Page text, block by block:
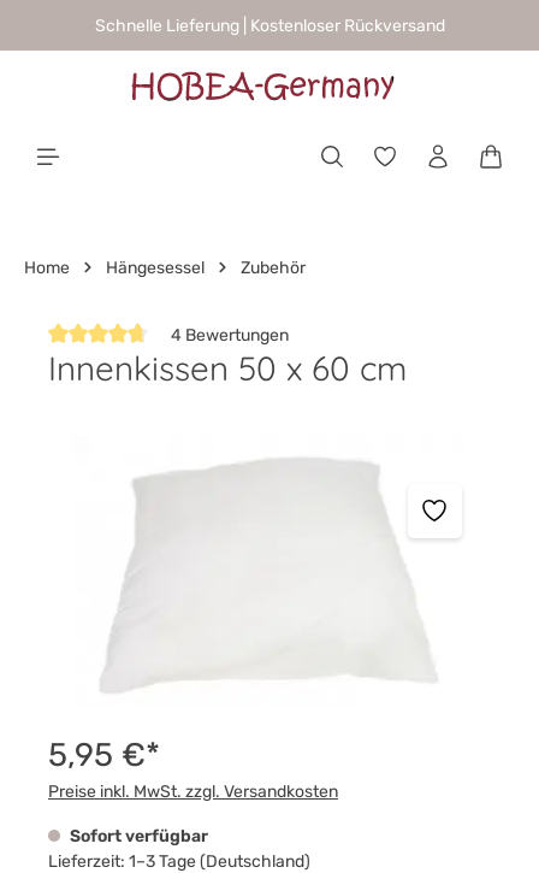
springenSchnelle Lieferung | Kostenloser Rückversand
Home Hängesessel Zubehör
Durchschnittliche Bewertung von 4.7 von 5 Sternen
4 Bewertungen
Innenkissen 50 x 60 cm
5,95 €*
Preise inkl. MwSt. zzgl. Versandkosten
Sofort verfügbar
Lieferzeit: 1–3 Tage (Deutschland)